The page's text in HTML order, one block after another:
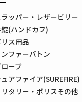
ラッパー・レザービリー
(ハンドカフ)
ス用品
ンファーバトン
ーブ
アファイア(SUREFIRE)
リタリー・ポリスその他